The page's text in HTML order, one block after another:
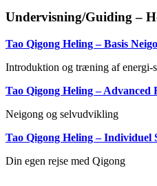
Undervisning/Guiding –
Tao Qigong Heling – Basis
Introduktion og træning af energi-
Tao Qigong Heling – Advanced
Neigong og selvudvikling
Tao Qigong Heling – Individuel
Din egen rejse med Qigong